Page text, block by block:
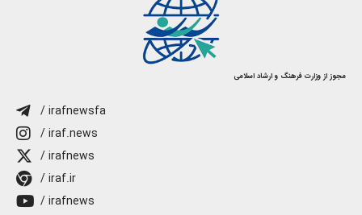
مجوز از وزارت فرهنگ و ارشاد اسلامی
/ irafnewsfa
/ iraf.news
/ irafnews
/ iraf.ir
/ irafnews